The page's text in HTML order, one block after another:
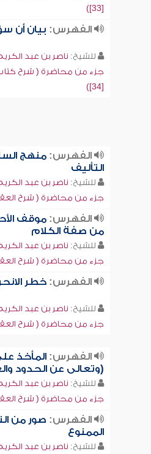
[33])
الفهرس: بيان أن
للشيخ: ناصر بن عبد
جزء من محاضرة ( شرح
[34])
الفهرس:منهج
التأليف
للشيخ: ناصر بن عبد
جزء من محاضرة ( شرح
الفهرس:موقف
من صفة الكلام
للشيخ: ناصر بن عبد
جزء من محاضرة ( شرح
الفهرس:خطر
للشيخ: ناصر بن عبد
جزء من محاضرة ( شرح
الفهرس:المأخذ
(وتعالى عن الحدود
للشيخ: ناصر بن عبد
جزء من محاضرة ( شرح
الفهرس: صور من
الممنوع
للشيخ: ناصر بن عبد